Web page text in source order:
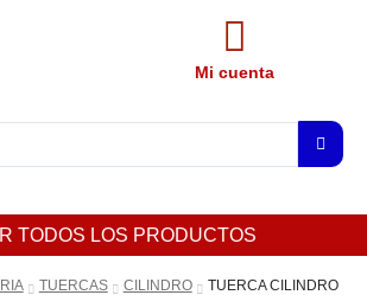
Mi cuenta
TODOS LOS PRODUCTOS
TUERCAS CILINDRO
TUERCA CILINDRO